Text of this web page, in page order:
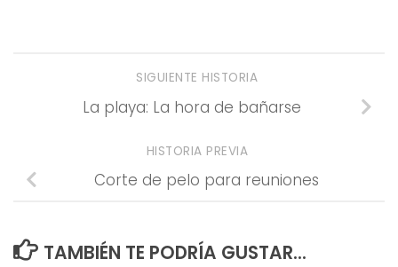
SIGUIENTE HISTORIA
La playa: La hora de bañarse
HISTORIA PREVIA
Corte de pelo para reuniones
TAMBIÉN TE PODRÍA GUSTAR...